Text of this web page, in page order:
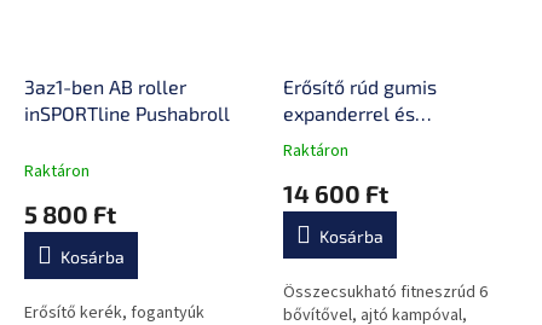
3az1-ben AB roller
inSPORTline Pushabroll
Raktáron
5 800 Ft
Kosárba
Erősítő kerék, fogantyúk
Erősítő rúd gumis
expanderrel és
ajtórögzítővel inSPORTline
A
átlagos
értékelése
0,0
csillag.
Raktáron
14 600 Ft
Kosárba
Összecsukható fitneszrúd 6
bővítővel, ajtó kampóval,